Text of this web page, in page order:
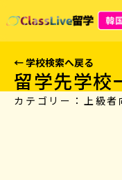
← 学校検索へ戻る
留学先学校
カテゴリー： 上級者